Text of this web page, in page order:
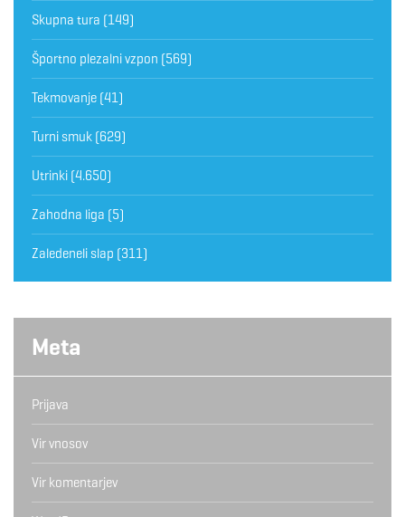
Skupna tura (149)
Športno plezalni vzpon (569)
Tekmovanje (41)
Turni smuk (629)
Utrinki (4.650)
Zahodna liga (5)
Zaledeneli slap (311)
Meta
Prijava
Vir vnosov
Vir komentarjev